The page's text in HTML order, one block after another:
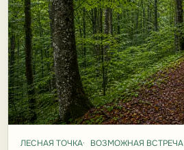
ЛЕСНАЯ ТОЧКА ВОЗМОЖНАЯ ВСТРЕЧА